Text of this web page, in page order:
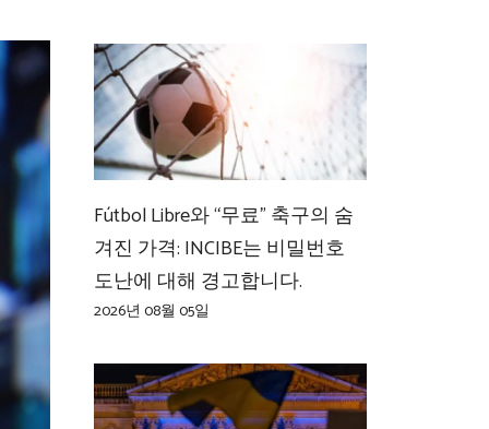
Fútbol Libre와 “무료” 축구의 숨
겨진 가격: INCIBE는 비밀번호
도난에 대해 경고합니다.
2026년 08월 05일